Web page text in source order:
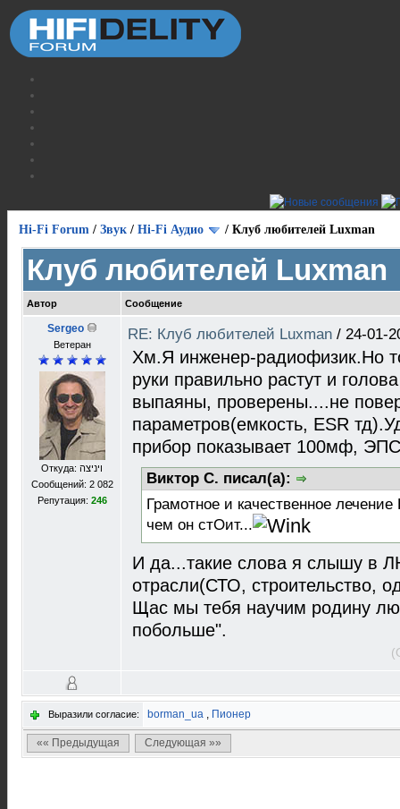
Hi-Fi Forum / Звук / Hi-Fi Аудио / Клуб любителей Luxman
Клуб любителей Luxman
Автор Сообщение
Sergeo
Ветеран
Откуда: ויניצה
Сообщений: 2 082
Репутация: 246
RE: Клуб любителей Luxman / 24-01-
Хм.Я инженер-радиофизик.Но
руки правильно растут и
выпаяны, проверены....не
параметров(емкость, ESR
прибор показывает 100мф,
Виктор С. писал(а):
Грамотное и качественное
чем он стОит...
И да...такие слова я слышу
отрасли(СТО, строительство,
Щас мы тебя научим родину
побольше".
Выразили согласие: borman_ua , Пионер
«« Предыдущая Следующая »»